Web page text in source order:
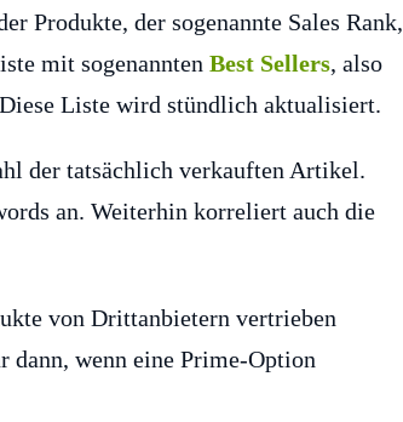
Produkte, der sogenannte Sales Rank,
mit sogenannten Best Sellers, also
Liste wird stündlich aktualisiert.
der tatsächlich verkauften Artikel.
an. Weiterhin korreliert auch die
von Drittanbietern vertrieben
dann, wenn eine Prime-Option